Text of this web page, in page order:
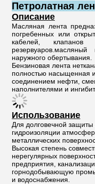
Петролатная
Описание
Масляная лента
погребенных или
кабелей, клапанов
наружного обертывания.
Бензиновая лента
полностью насыщенная
соединением нефти,
наполнителями и
Использование
Для долговечной защиты
гидроизоляции
металлических
Высокая степень
нерегулярных
предприятия,
горнодобывающую
и водоснабжения.